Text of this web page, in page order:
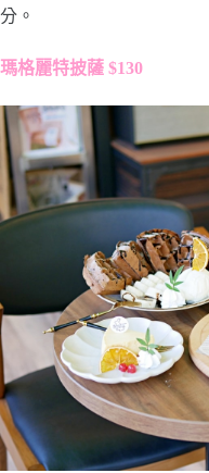
分。
瑪格麗特披薩 $130